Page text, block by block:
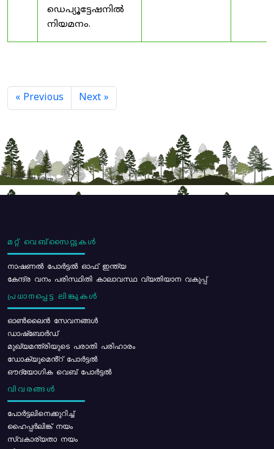
ഡെപ്യൂട്ടേഷനിൽ
നിയമനം.
« Previous Next »
മറ്റ് വെബ്സൈറ്റുകൾ
നാഷണൽ പോർട്ടൽ ഓഫ് ഇന്ത്യ
കേന്ദ്ര വനം പരിസ്ഥിതി കാലാവസ്ഥ വ്യതിയാന വകുപ്പ്
പ്രധാനപ്പെട്ട ലിങ്കുകൾ
ഓൺലൈൻ സേവനങ്ങൾ
ഡാഷ്ബോർഡ്
മുഖ്യമന്ത്രിയുടെ പരാതി പരിഹാരം
ഡോക്യുമെൻ്റ് പോർട്ടൽ
ഔദ്യോഗിക വെബ് പോർട്ടൽ
വിവരങ്ങൾ
പോര്‍ട്ടലിനെക്കുറിച്ച്
ഹൈപ്പർലിങ്ക് നയം
സ്വകാര്യതാ നയം